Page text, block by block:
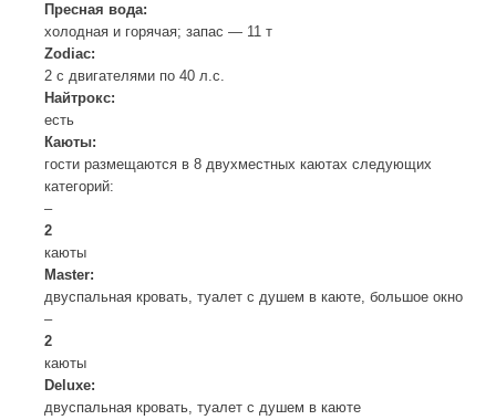
Пресная вода:
холодная и горячая; запас — 11 т
Zodiac:
2 с двигателями по 40 л.с.
Найтрокс:
есть
Каюты:
гости размещаются в 8 двухместных каютах следующих
категорий:
–
2
каюты
Master:
двуспальная кровать, туалет с душем в каюте, большое окно
–
2
каюты
Deluxe:
двуспальная кровать, туалет с душем в каюте